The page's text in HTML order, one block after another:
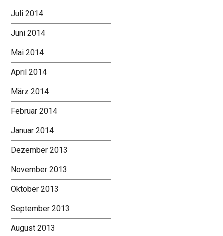
Juli 2014
Juni 2014
Mai 2014
April 2014
März 2014
Februar 2014
Januar 2014
Dezember 2013
November 2013
Oktober 2013
September 2013
August 2013